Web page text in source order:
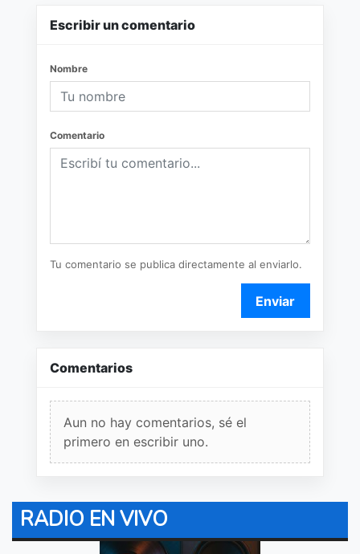
Escribir un comentario
Nombre
Comentario
Tu comentario se publica directamente al enviarlo.
Enviar
Comentarios
Aun no hay comentarios, sé el
primero en escribir uno.
RADIO EN VIVO